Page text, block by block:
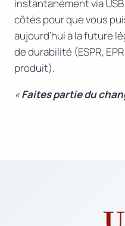
instantanément via
côtés pour que vous
aujourd’hui à la future
de durabilité (ESPR,
produit).
«Faites partie du